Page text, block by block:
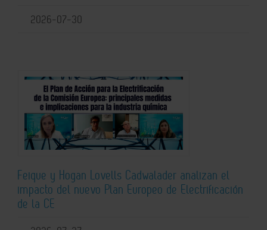
2026-07-30
Feique y Hogan Lovells Cadwalader analizan el
impacto del nuevo Plan Europeo de Electrificación
de la CE